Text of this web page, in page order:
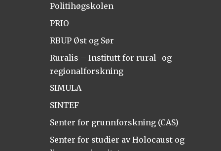
Politihøgskolen
PRIO
RBUP Øst og Sør
Ruralis – Institutt for rural- og
regionalforskning
SIMULA
SINTEF
Senter for grunnforskning (CAS)
Senter for studier av Holocaust og